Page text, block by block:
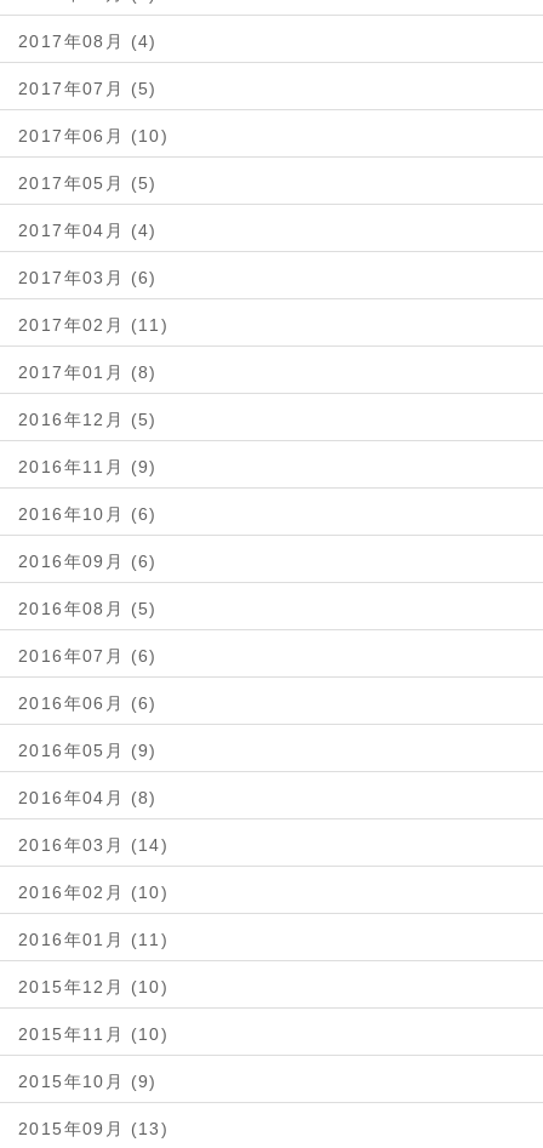
2017年08月 (4)
2017年07月 (5)
2017年06月 (10)
2017年05月 (5)
2017年04月 (4)
2017年03月 (6)
2017年02月 (11)
2017年01月 (8)
2016年12月 (5)
2016年11月 (9)
2016年10月 (6)
2016年09月 (6)
2016年08月 (5)
2016年07月 (6)
2016年06月 (6)
2016年05月 (9)
2016年04月 (8)
2016年03月 (14)
2016年02月 (10)
2016年01月 (11)
2015年12月 (10)
2015年11月 (10)
2015年10月 (9)
2015年09月 (13)